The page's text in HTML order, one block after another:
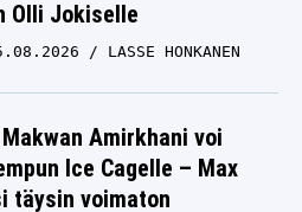
LASSE HONKANEN
Amirkhani voi
Ice Cagelle – Max
täysin voimaton
05.08.2026